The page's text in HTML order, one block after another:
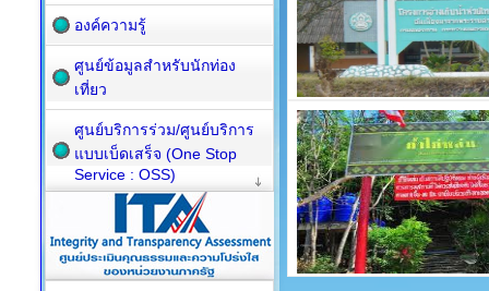
องค์ความรู้
ศูนย์ข้อมูลสำหรับนักท่อง
เที่ยว
ศูนย์บริการร่วม/ศูนย์บริการ
แบบเบ็ดเสร็จ (One Stop
Service : OSS)